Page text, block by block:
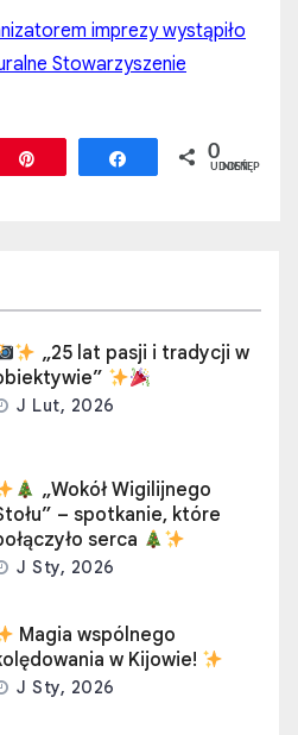
imprezy wystąpiło
Stowarzyszenie
Udostępnij
0
UDOSTĘPNIEŃ
„25 lat pasji i tradycji w
J Lut, 2026
„Wokół Wigilijnego
– spotkanie, które
serca
J Sty, 2026
Magia wspólnego
w Kijowie!
J Sty, 2026